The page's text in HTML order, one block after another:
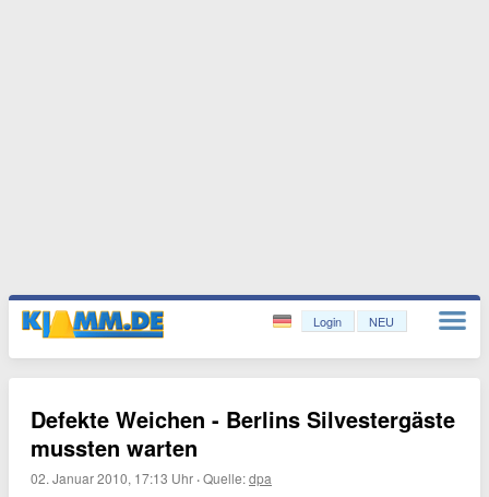
Login NEU
Defekte Weichen - Berlins Silvestergäste
mussten warten
02. Januar 2010, 17:13 Uhr ·Quelle:dpa